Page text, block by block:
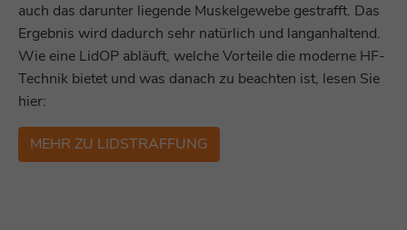
auch das darunter liegende Muskelgewebe gestrafft. Das
Ergebnis wird dadurch sehr natürlich und langanhaltend.
Wie eine LidOP abläuft, welche Vorteile die moderne HF-
Technik bietet und was danach zu beachten ist, lesen Sie
hier:
MEHR ZU LIDSTRAFFUNG